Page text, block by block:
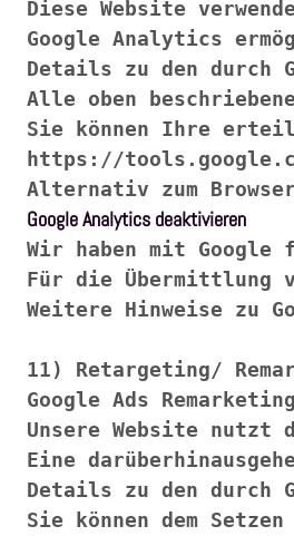
Google Analytics deaktivieren